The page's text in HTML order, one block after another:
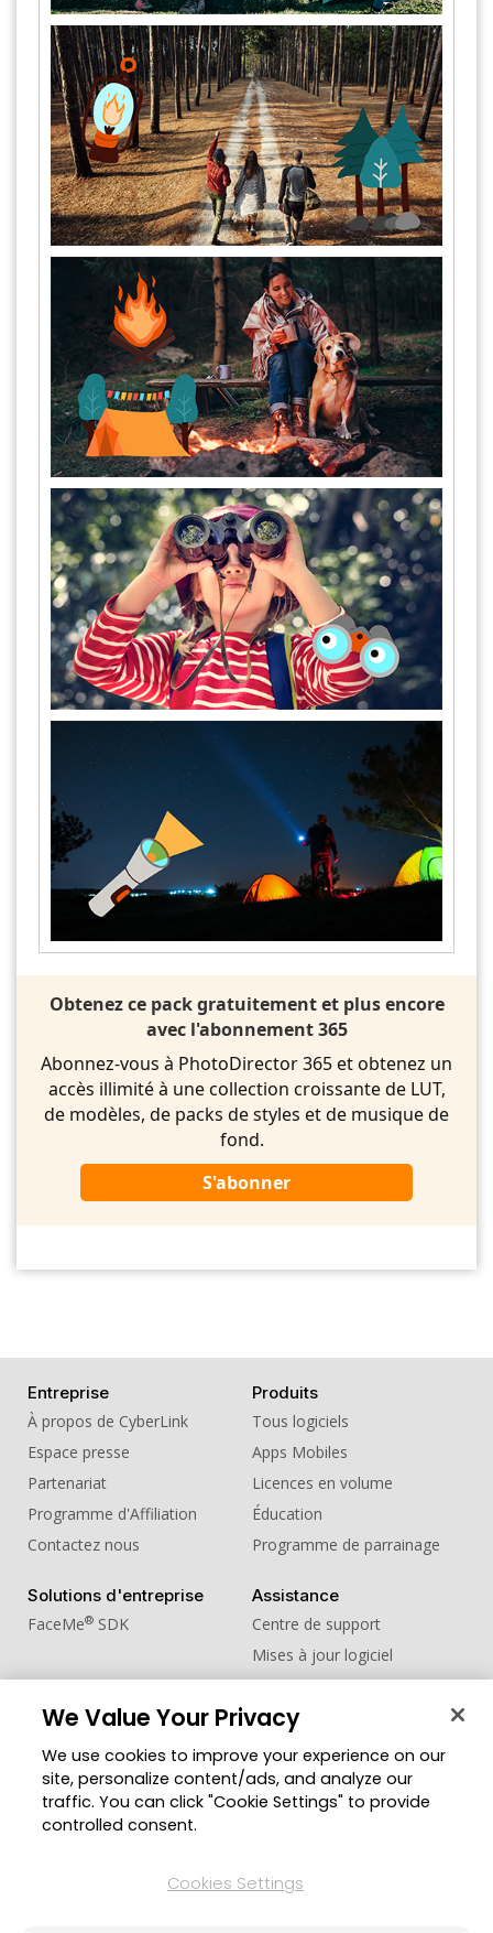
Obtenez ce pack gratuitement et plus encore
avec l'abonnement 365
Abonnez-vous à PhotoDirector 365 et obtenez un
accès illimité à une collection croissante de LUT,
de modèles, de packs de styles et de musique de
fond.
S'abonner
Entreprise
À propos de CyberLink
Espace presse
Partenariat
Programme d'Affiliation
Contactez nous
Produits
Tous logiciels
Apps Mobiles
Licences en volume
Éducation
Programme de parrainage
Solutions d'entreprise
FaceMe® SDK
Assistance
Centre de support
Mises à jour logiciel
Centre d'apprentissage
Zone des Membres
Blog
Changer de région
We Value Your Privacy
We use cookies to improve your experience on our
site, personalize content/ads, and analyze our
traffic. You can click "Cookie Settings" to provide
controlled consent.
Cookies Settings